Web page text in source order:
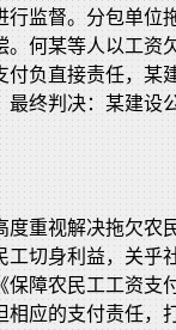
行监督。分包单位
。何某等人以工资
付负直接责任，某
最终判决：某建设
度重视解决拖欠农
工切身利益，关乎
保障农民工工资支
相应的支付责任，